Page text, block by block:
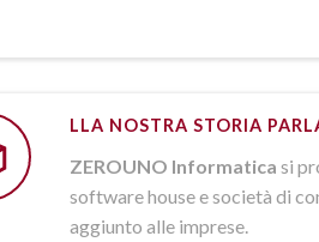
LLA NOSTRA STORIA
ZEROUNO Informatica si
software house e società di
aggiunto alle imprese.